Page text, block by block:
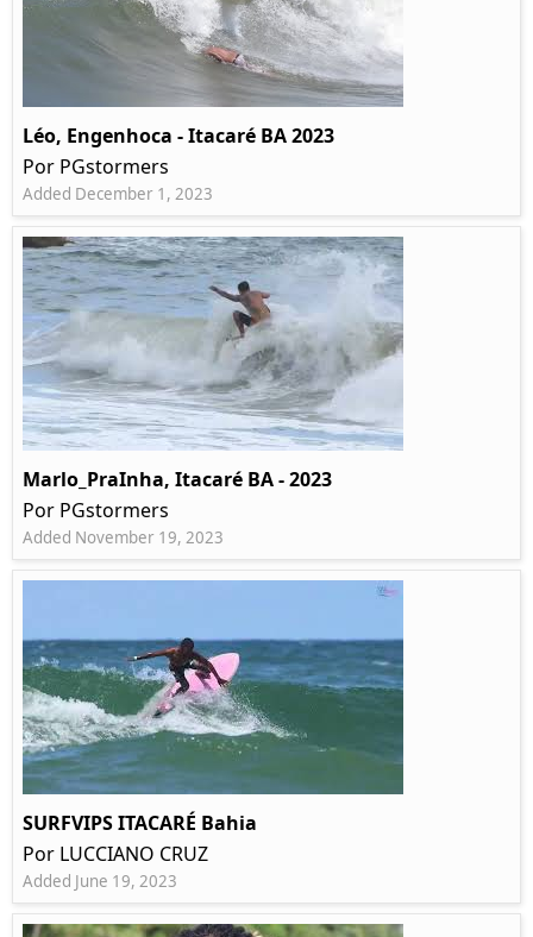
Léo, Engenhoca - Itacaré BA 2023
Por PGstormers
Added December 1, 2023
Marlo_PraInha, Itacaré BA - 2023
Por PGstormers
Added November 19, 2023
SURFVIPS ITACARÉ Bahia
Por LUCCIANO CRUZ
Added June 19, 2023